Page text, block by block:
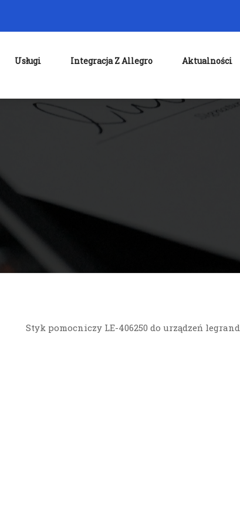
Usługi Integracja Z Allegro Aktualności
Styk pomocniczy LE-406250 do urządzeń legrand